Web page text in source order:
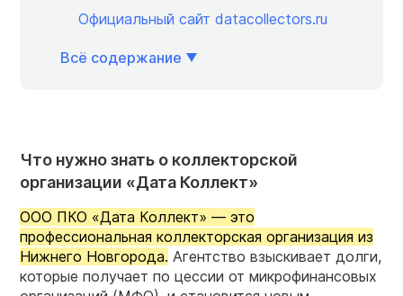
Официальный сайт datacollectors.ru
Всё содержание
Что нужно знать о коллекторской
организации «Дата Коллект»
ООО ПКО «Дата Коллект» — это
профессиональная коллекторская организация из
Нижнего Новгорода. Агентство взыскивает долги,
которые получает по цессии от микрофинансовых